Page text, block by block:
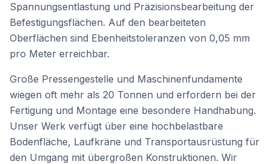
Spannungsentlastung und Präzisionsbearbeitung der
Befestigungsflächen. Auf den bearbeiteten
Oberflächen sind Ebenheitstoleranzen von 0,05 mm
pro Meter erreichbar.
Große Pressengestelle und Maschinenfundamente
wiegen oft mehr als 20 Tonnen und erfordern bei der
Fertigung und Montage eine besondere Handhabung.
Unser Werk verfügt über eine hochbelastbare
Bodenfläche, Laufkräne und Transportausrüstung für
den Umgang mit übergroßen Konstruktionen. Wir